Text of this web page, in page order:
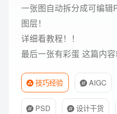
一张图自动拆分成可编辑
图层！
详细看教程！！
最后一张有彩蛋 这篇内
技巧经验 AIGC
PSD 设计干货